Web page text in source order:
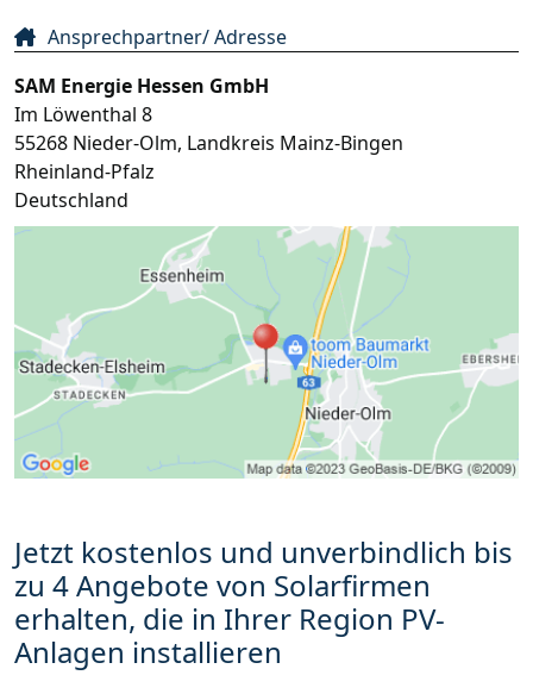
Ansprechpartner/ Adresse
SAM Energie Hessen GmbH
Im Löwenthal 8
55268 Nieder-Olm, Landkreis Mainz-Bingen
Rheinland-Pfalz
Deutschland
Jetzt kostenlos und unverbindlich bis
zu 4 Angebote von Solarfirmen
erhalten, die in Ihrer Region PV-
Anlagen installieren